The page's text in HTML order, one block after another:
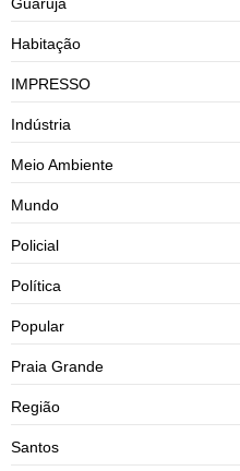
Habitação
IMPRESSO
Indústria
Meio Ambiente
Mundo
Policial
Política
Popular
Praia Grande
Região
Santos